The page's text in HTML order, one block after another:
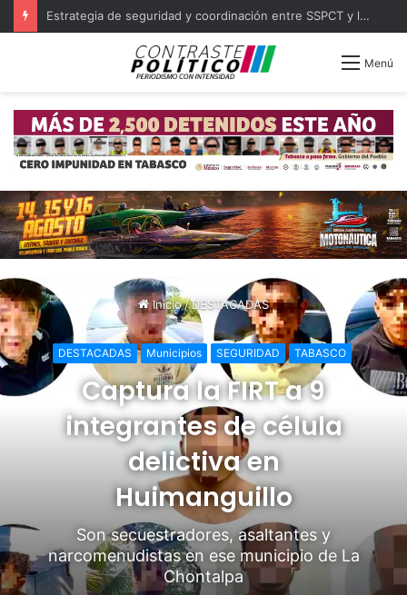
Con 423 nuevos consultorios médicos se cubrirá la atención en todo Tabasco
Menú
Inicio/DESTACADAS
DESTACADAS Municipios SEGURIDAD TABASCO
Captura la FIRT a 9
integrantes de célula
delictiva en
Huimanguillo
Son secuestradores, asaltantes y
narcomenudistas en ese municipio de La
Chontalpa